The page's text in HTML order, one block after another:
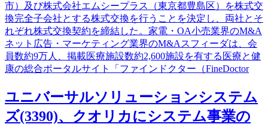
市）及び株式会社エムシープラス（東京都豊島区）を株式交
換完全子会社とする株式交換を行うことを決定し、両社とそ
れぞれ株式交換契約を締結した。家電・OA小売業界のM&A
ネット広告・マーケティング業界のM&Aスフィーダは、会
員数約9万人、掲載医療施設数約2,600施設を有する医療と健
康の総合ポータルサイト「ファインドクター（FineDoctor
ユニバーサルソリューションシステム
ズ(3390)、クオリカにシステム事業の